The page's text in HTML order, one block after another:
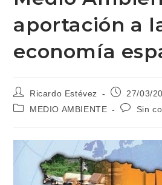
aportación a
economía
Autor
de
la
Ricardo Estévez
Publicación
27/03/
Categoría
entrada:
MEDIO AMBIENTE
entrada:
Sin